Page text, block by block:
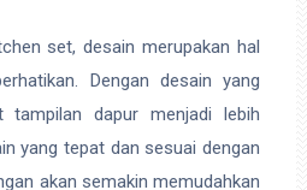
set, desain merupakan hal
Dengan desain yang
tampilan dapur menjadi lebih
yang tepat dan sesuai dengan
akan semakin memudahkan